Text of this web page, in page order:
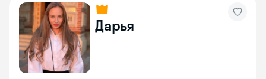
Дарья